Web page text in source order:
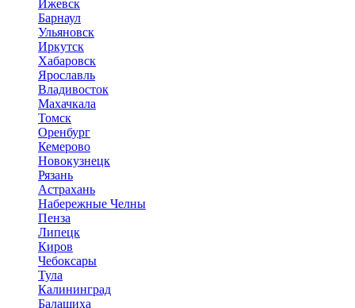
Ижевск
Барнаул
Ульяновск
Иркутск
Хабаровск
Ярославль
Владивосток
Махачкала
Томск
Оренбург
Кемерово
Новокузнецк
Рязань
Астрахань
Набережные Челны
Пенза
Липецк
Киров
Чебоксары
Тула
Калининград
Балашиха